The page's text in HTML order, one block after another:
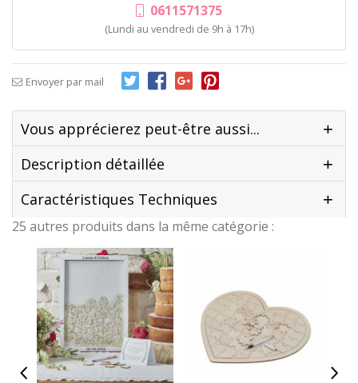
0611571375
(Lundi au vendredi de 9h à 17h)
Envoyer par mail
Vous apprécierez peut-être aussi...
Description détaillée
Caractéristiques Techniques
25 autres produits dans la même catégorie :